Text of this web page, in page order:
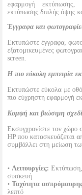
εφαρμογή εκτύπωσης,
εκτύπωσης διπλής όψης
Έγγραφα και
Εκτυπώστε έγγραφα,
εξατομικευμένες
screen.
Η πιο εύκολη εμπειρία
Εκτυπώστε εύκολα με
πιο εύχρηστη εφαρμογή
Κομψή και βιώσιμη
Εκσυγχρονίστε τον χώρο
HP που κατασκευάζεται
συμβάλλει στη μείωση
• Λειτουργίες:
συσκευή
• Ταχύτητα
λεπτό